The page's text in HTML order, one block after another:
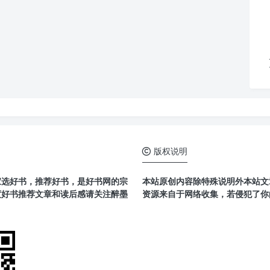
好书，推荐好书，是好书网的宗
书推荐文章和读后感请关注醉墨
版权说明
本站原创内容除特殊说明外本站
资源来自于网络收集，若侵犯了